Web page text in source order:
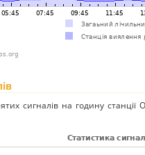
сигналів на годину